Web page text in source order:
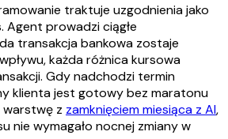
traktuje uzgodnienia jako
prowadzi ciągłe
transakcja bankowa zostaje
każda różnica kursowa
Gdy nadchodzi termin
klienta jest gotowy bez maratonu
warstwę z zamknięciem miesiąca z AI,
nie wymagało nocnej zmiany w